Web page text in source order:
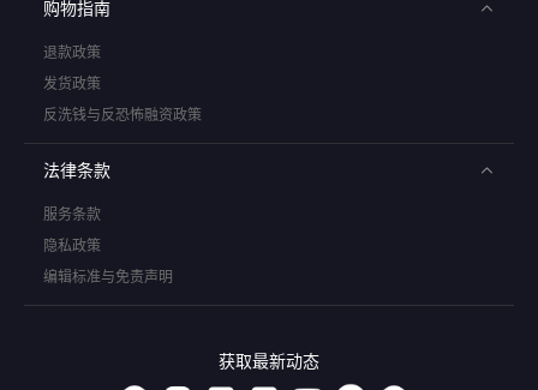
购物指南
退款政策
发货政策
反洗钱与反恐怖融资政策
法律条款
服务条款
隐私政策
编辑标准与免责声明
获取最新动态